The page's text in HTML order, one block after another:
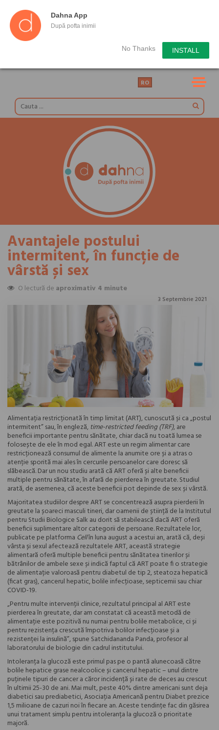
Dahna App
După pofta inimii
No Thanks INSTALL
RO
Avantajele postului
intermitent, în funcție de
vârstă și sex
O lectură de aproximativ 4 minute
3 Septembrie 2021
Alimentația restricționată în timp limitat (ART), cunoscută și ca „postul
intermitent” sau, în engleză, time-restricted feeding (TRF), are
beneficii importante pentru sănătate, chiar dacă nu toată lumea se
folosește de ele în mod egal. ART este un regim alimentar care
restricționează consumul de alimente la anumite ore și a atras o
atenție sporită mai ales în cercurile persoanelor care doresc să
slăbească. Dar un nou studiu arată că ART oferă și alte beneficii
multiple pentru sănătate, în afară de pierderea în greutate. Studiul
arată, de asemenea, că aceste beneficii pot depinde de sex și vârstă.
Majoritatea studiilor despre ART se concentrează asupra pierderii în
greutate la șoareci masculi tineri, dar oamenii de știință de la Institutul
pentru Studii Biologice Salk au dorit să stabilească dacă ART oferă
beneficii suplimentare altor categorii de persoane. Rezultatele lor,
publicate pe platforma Cellîn luna august a acestui an, arată că, deși
vârsta și sexul afectează rezultatele ART, această strategie
alimentară oferă multiple beneficii pentru sănătatea tinerilor și
bătrânilor de ambele sexe și indică faptul că ART poate fi o strategie
de alimentație valoroasă pentru diabetul de tip 2, steatoza hepatică
(ficat gras), cancerul hepatic, bolile infecțioase, septicemii sau chiar
COVID-19.
„Pentru multe intervenții clinice, rezultatul principal al ART este
pierderea în greutate, dar am constatat că această metodă de
alimentație este pozitivă nu numai pentru bolile metabolice, ci și
pentru rezistența crescută împotriva bolilor infecțioase și a
rezistenței la insulină”, spune Satchidananda Panda, profesor al
laboratorului de biologie din cadrul institutului.
Intoleranța la glucoză este primul pas pe o pantă alunecoasă către
bolile hepatice grase nealcoolice și cancerul hepatic – unul dintre
puținele tipuri de cancer a căror incidență și rate de deces au crescut
în ultimii 25-30 de ani. Mai mult, peste 40% dintre americani sunt deja
diabetici sau prediabetici, Asociația Americană pentru Diabet prezice
1,5 milioane de cazuri noi în fiecare an. Aceste tendințe fac din găsirea
unui tratament simplu pentru intoleranța la glucoză o prioritate
majoră.